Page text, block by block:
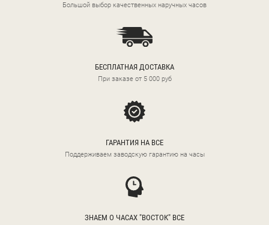
Большой выбор качественных наручных часов
БЕСПЛАТНАЯ ДОСТАВКА
При заказе от 5 000 руб
ГАРАНТИЯ НА ВСЕ
Поддерживаем заводскую гарантию на часы
ЗНАЕМ О ЧАСАХ "ВОСТОК" ВСЕ